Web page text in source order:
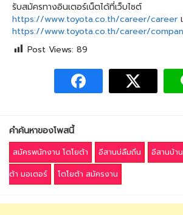
รับสมัครทางอินเตอร์เน็ตได้ที่เว็บไซต์
https://www.toyota.co.th/career/career
https://www.toyota.co.th/career/
Post Views: 89
คำค้นหาของโพสนี้
สมัครพนักงาน โตโยต้า อีสานบ่ลืมถิ่น อีสานบ้าน
ต้า มอเตอร์
โตโยต้า สมัครงาน